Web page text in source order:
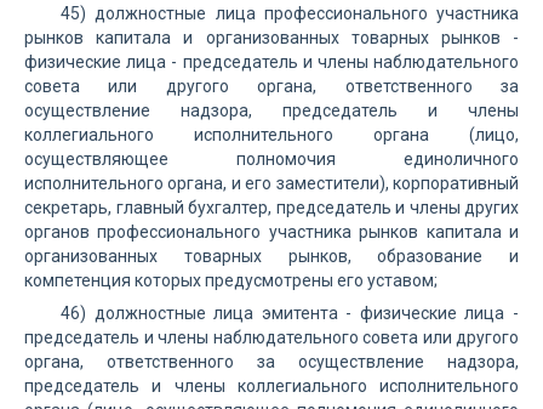
45) должностные лица профессионального участника
рынков капитала и организованных товарных рынков -
физические лица - председатель и члены наблюдательного
совета или другого органа, ответственного за
осуществление надзора, председатель и члены
коллегиального исполнительного органа (лицо,
осуществляющее полномочия единоличного
исполнительного органа, и его заместители), корпоративный
секретарь, главный бухгалтер, председатель и члены других
органов профессионального участника рынков капитала и
организованных товарных рынков, образование и
компетенция которых предусмотрены его уставом;
46) должностные лица эмитента - физические лица -
председатель и члены наблюдательного совета или другого
органа, ответственного за осуществление надзора,
председатель и члены коллегиального исполнительного